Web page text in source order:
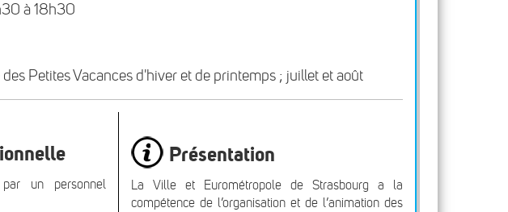
à 18h30
Petites Vacances d'hiver et de printemps ; juillet et août
un personnel
Présentation
La Ville et Eurométropole de Strasbourg a la
compétence de l’organisation et de l’animation des